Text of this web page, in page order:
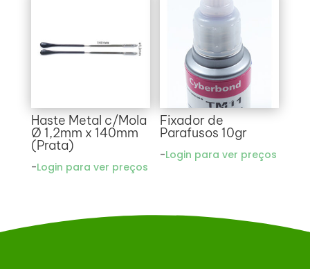
Haste Metal c/Mola
Ø 1,2mm x 140mm
(Prata)
-Login para ver preços
Fixador de
Parafusos 10gr
-Login para ver preços